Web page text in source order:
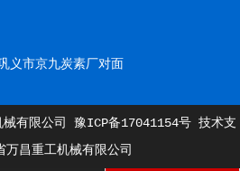
义市京九炭素厂对面
械有限公司 豫ICP备17041154号 技术支
万昌重工机械有限公司